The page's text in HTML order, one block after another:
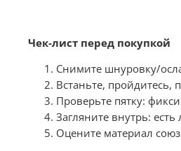
Чек-лист перед покупкой
Снимите шнуровку/
Встаньте, пройдитесь,
Проверьте пятку:
Загляните внутрь:
Оцените материал